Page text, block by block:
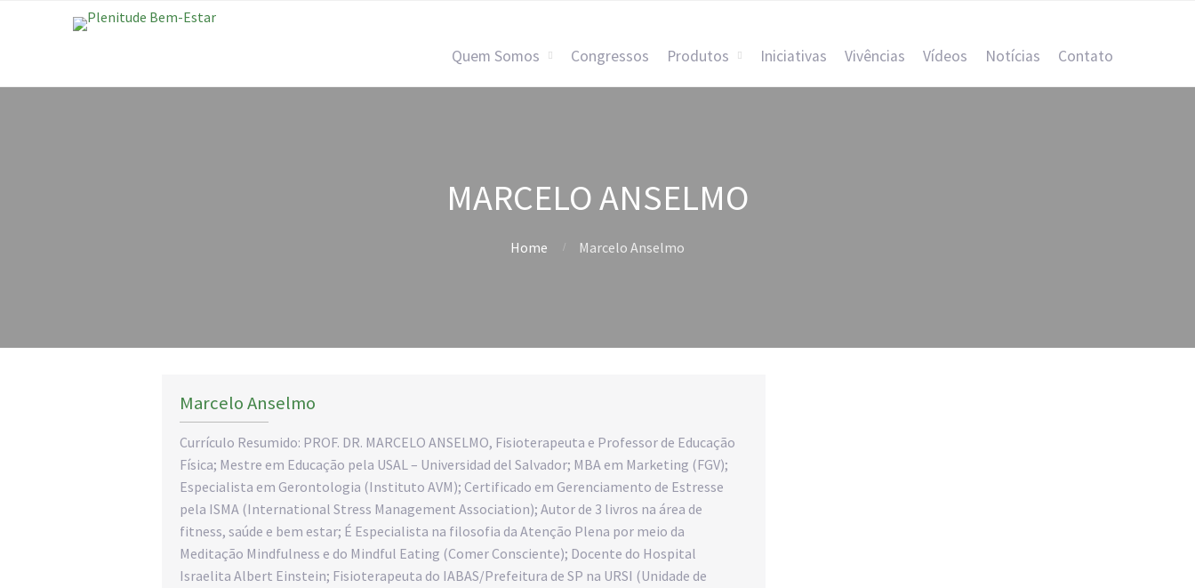
Quem Somos Congressos Produtos Iniciativas Vivências Vídeos Notícias Contato
MARCELO ANSELMO
Home Marcelo Anselmo
Marcelo Anselmo
Currículo Resumido: PROF. DR. MARCELO ANSELMO, Fisioterapeuta e Professor de Educação
Física; Mestre em Educação pela USAL – Universidad del Salvador; MBA em Marketing (FGV);
Especialista em Gerontologia (Instituto AVM); Certificado em Gerenciamento de Estresse
pela ISMA (International Stress Management Association); Autor de 3 livros na área de
fitness, saúde e bem estar; É Especialista na filosofia da Atenção Plena por meio da
Meditação Mindfulness e do Mindful Eating (Comer Consciente); Docente do Hospital
Israelita Albert Einstein; Fisioterapeuta do IABAS/Prefeitura de SP na URSI (Unidade de